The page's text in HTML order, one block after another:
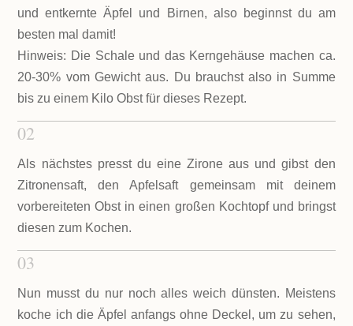
und entkernte Äpfel und Birnen, also beginnst du am
besten mal damit!
Hinweis: Die Schale und das Kerngehäuse machen ca.
20-30% vom Gewicht aus. Du brauchst also in Summe
bis zu einem Kilo Obst für dieses Rezept.
02
Als nächstes presst du eine Zirone aus und gibst den
Zitronensaft, den Apfelsaft gemeinsam mit deinem
vorbereiteten Obst in einen großen Kochtopf und bringst
diesen zum Kochen.
03
Nun musst du nur noch alles weich dünsten. Meistens
koche ich die Äpfel anfangs ohne Deckel, um zu sehen,